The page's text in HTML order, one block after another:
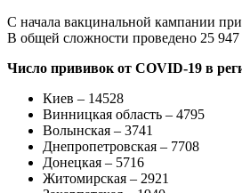
С начала вакцинальной кампании
В общей сложности проведено 25
Число прививок от COVID-19 в
Киев – 14528
Винницкая область – 4795
Волынская – 3741
Днепропетровская – 7708
Донецкая – 5716
Житомирская – 2921